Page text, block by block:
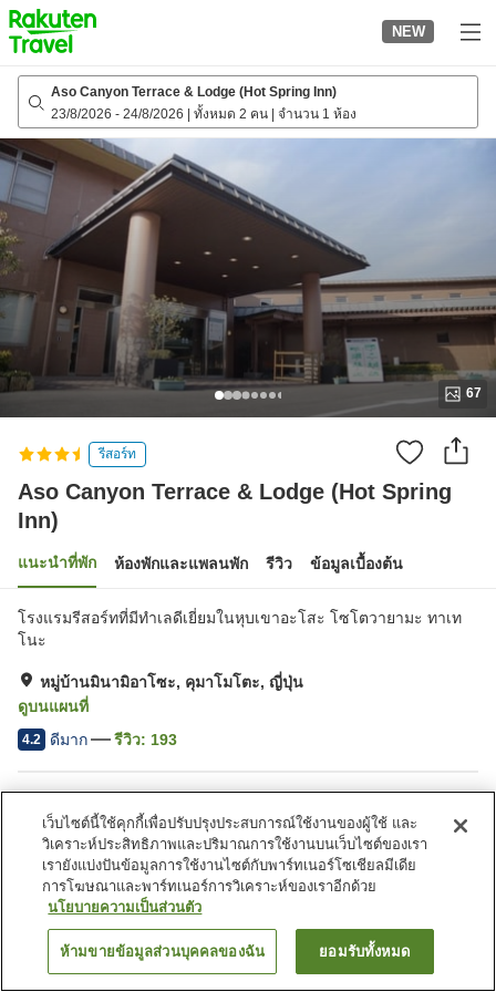
to
top
page
NEW
Aso Canyon Terrace & Lodge (Hot Spring Inn)
23/8/2026 - 24/8/2026 ทั้งหมด 2 คน จำนวน 1 ห้อง
67
รีสอร์ท
Aso Canyon Terrace & Lodge (Hot Spring
Inn)
แนะนำที่พัก ห้องพักและแพลนพัก รีวิว ข้อมูลเบื้องต้น
โรงแรมรีสอร์ทที่มีทำเลดีเยี่ยมในหุบเขาอะโสะ โซโตวายามะ ทาเท
โนะ
หมู่บ้านมินามิอาโซะ, คุมาโมโตะ, ญี่ปุ่น
ดูบนแผนที่
4.2 ดีมาก รีวิว: 193
ที่จอดรถ
ซาวน่า
ร้านอาหาร
คาเฟ่
หน้าแรก ญี่ปุ่น คุมาโมโตะ
Aso Canyon Terrace & Lodge (Hot Spring Inn)
ค้นหาห้องพัก
เว็บไซต์นี้ใช้คุกกี้เพื่อปรับปรุงประสบการณ์ใช้งานของผู้ใช้ และ
วิเคราะห์ประสิทธิภาพและปริมาณการใช้งานบนเว็บไซต์ของเรา
เรายังแบ่งปันข้อมูลการใช้งานไซต์กับพาร์ทเนอร์โซเชียลมีเดีย
การโฆษณาและพาร์ทเนอร์การวิเคราะห์ของเราอีกด้วย
นโยบายความเป็นส่วนตัว
ห้ามขายข้อมูลส่วนบุคคลของฉัน ยอมรับทั้งหมด